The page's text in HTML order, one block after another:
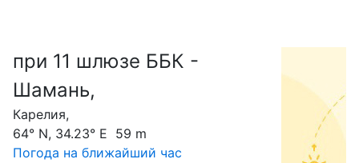
при 11 шлюзе ББК -
Шамань,
Карелия,
64° N, 34.23° E 59 m
Погода на ближайший час